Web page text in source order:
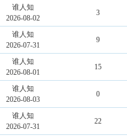
谁人知
2026-08-02
3
谁人知
2026-07-31
9
谁人知
2026-08-01
15
谁人知
2026-08-03
0
谁人知
2026-07-31
22